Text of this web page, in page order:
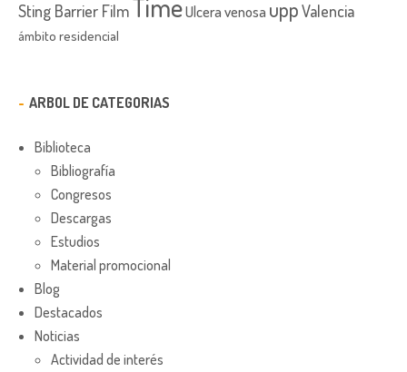
Sting Barrier FilmTimeUlcera venosa uppValencia
ámbito residencial
ARBOL DE CATEGORIAS
Biblioteca
Bibliografía
Congresos
Descargas
Estudios
Material promocional
Blog
Destacados
Noticias
Actividad de interés